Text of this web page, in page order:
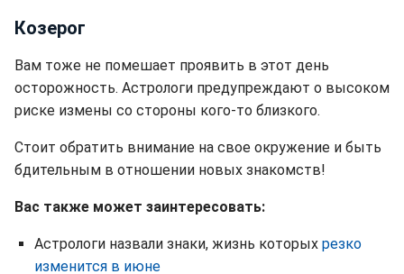
Козерог
Вам тоже не помешает проявить в этот день
осторожность. Астрологи предупреждают о высоком
риске измены со стороны кого-то близкого.
Стоит обратить внимание на свое окружение и быть
бдительным в отношении новых знакомств!
Вас также может заинтересовать:
Астрологи назвали знаки, жизнь которых резко
изменится в июне